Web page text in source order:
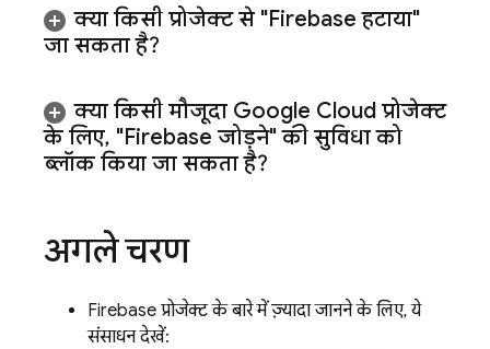
क्या किसी प्रोजेक्ट से "Firebase हटाया"
जा सकता है?
क्या किसी मौजूदा Google Cloud प्रोजेक्ट
के लिए, "Firebase जोड़ने" की सुविधा को
ब्लॉक किया जा सकता है?
अगले चरण
Firebase प्रोजेक्ट के बारे में ज़्यादा जानने के लिए, ये
संसाधन देखें: